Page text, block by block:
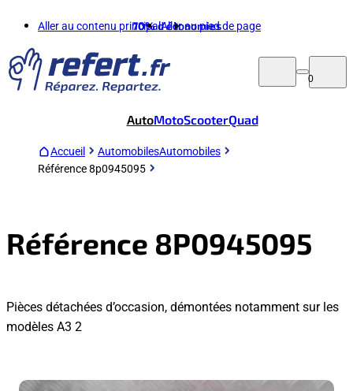
Aller au contenu principalAller au pied de page
70%d'économies
0
AutoMotoScooterQuad
Accueil AutomobilesAutomobiles
Référence 8p0945095
Référence 8P0945095
Pièces détachées d’occasion, démontées notamment sur les
modèles A3 2